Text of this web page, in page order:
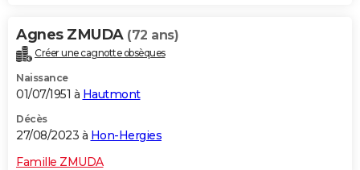
Agnes ZMUDA (72 ans)
Créer une cagnotte obsèques
Naissance
01/07/1951 à Hautmont
Décès
27/08/2023 à Hon-Hergies
Famille ZMUDA